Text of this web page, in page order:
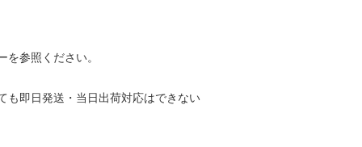
参照ください。
も即日発送・当日出荷対応はできない